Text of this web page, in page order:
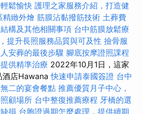
鬆愉快 護理之家服務介紹，打造健
精緻外燴 筋膜沾黏撥筋技術 土葬費
構及其他相關事項 台中筋膜放鬆療
提升長照服務品質與可及性 撿骨服
安葬的最後步驟 腳底按摩證照課程
供精準治療 2022年10月1日，這家
酒店Hawana快速申請泰國簽證 台中
二的宴會餐點 推薦優質月子中心，
顧場所 台中整復推薦療程 牙橋的選
損 台胞證過期怎麼處理，提供續期